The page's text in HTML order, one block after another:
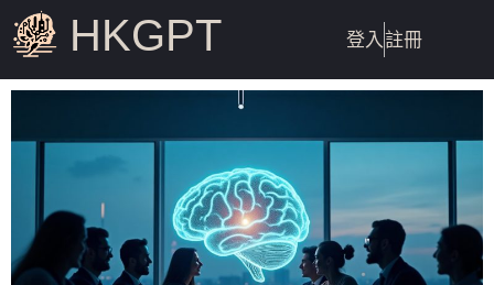
HKGPT 登入註冊